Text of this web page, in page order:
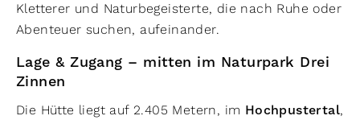
Kletterer und Naturbegeisterte, die nach Ruhe oder
Abenteuer suchen, aufeinander.
Lage & Zugang – mitten im Naturpark Drei
Zinnen
Die Hütte liegt auf 2.405 Metern, im Hochpustertal,